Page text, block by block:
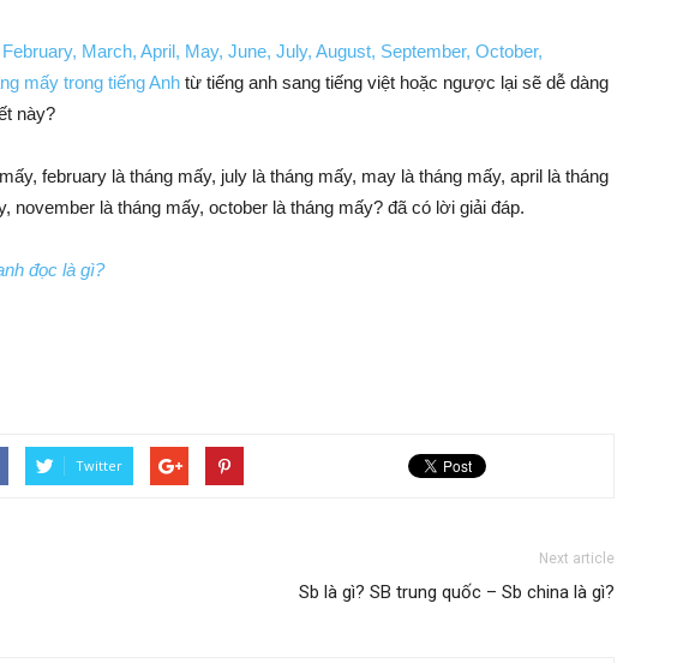
March, April, May, June, July, August, September, October,
mấy trong tiếng Anh từ tiếng anh sang tiếng việt hoặc ngược lại sẽ dễ dàng
này?
february là tháng mấy, july là tháng mấy, may là tháng mấy, april là tháng
november là tháng mấy, october là tháng mấy? đã có lời giải đáp.
đọc là gì?
Twitter
Next article
Sb là gì? SB trung quốc – Sb china là gì?